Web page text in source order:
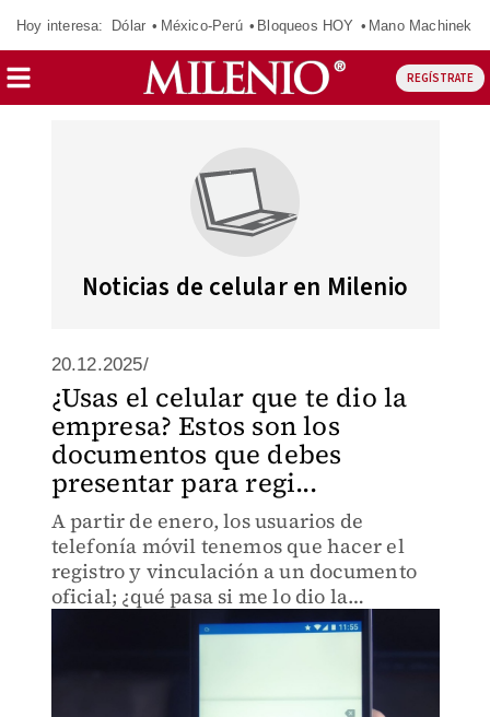
Hoy interesa: Dólar México-Perú Bloqueos HOY Mano Machinek
REGÍSTRATE
Noticias de celular en Milenio
20.12.2025/
¿Usas el celular que te dio la
empresa? Estos son los
documentos que debes
presentar para regi...
A partir de enero, los usuarios de
telefonía móvil tenemos que hacer el
registro y vinculación a un documento
oficial; ¿qué pasa si me lo dio la